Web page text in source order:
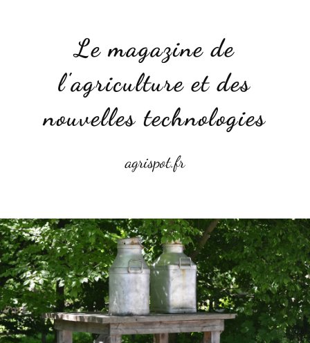
n
t
Le magazine de
l'agriculture et des
nouvelles technologies
agrispot.fr